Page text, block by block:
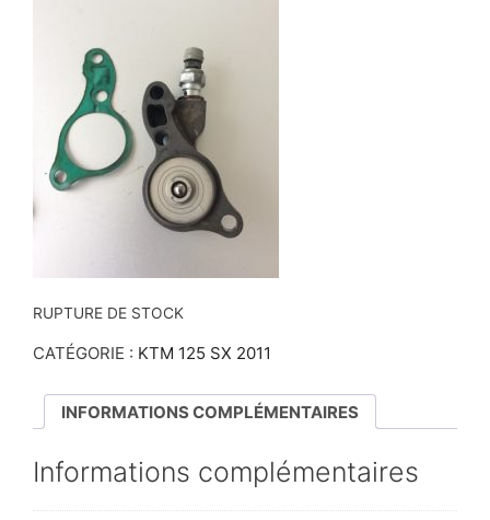
RUPTURE DE STOCK
CATÉGORIE : KTM 125 SX 2011
INFORMATIONS COMPLÉMENTAIRES
Informations complémentaires